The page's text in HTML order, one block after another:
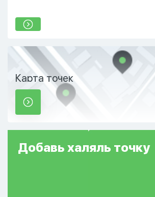
Карта точек
Добавь халяль точку